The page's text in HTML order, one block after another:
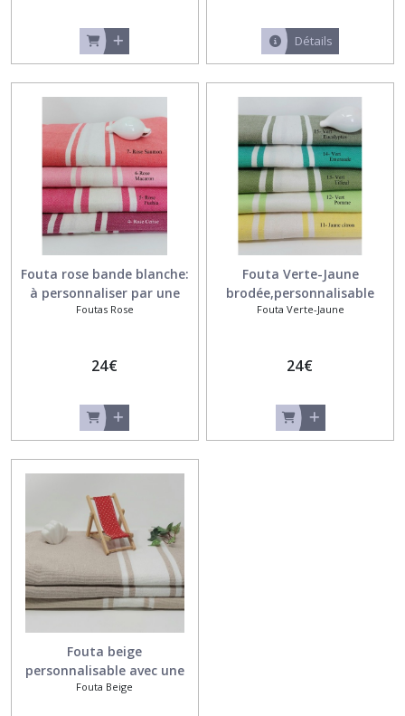
Détails
Fouta rose bande blanche:
à personnaliser par une
broderie
Foutas Rose
24€
Fouta Verte-Jaune
brodée,personnalisable
Fouta Verte-Jaune
24€
Fouta beige
personnalisable avec une
broderie
Fouta Beige